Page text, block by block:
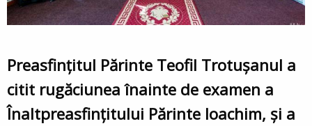
Preasfințitul Părinte Teofil Trotușanul a
citit rugăciunea înainte de examen a
Înaltpreasfințitului Părinte Ioachim, și a